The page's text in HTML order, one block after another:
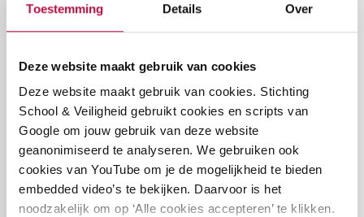
Toestemming Details Over
Deze website maakt gebruik van cookies
Deze website maakt gebruik van cookies. Stichting
School & Veiligheid gebruikt cookies en scripts van
Google om jouw gebruik van deze website
geanonimiseerd te analyseren. We gebruiken ook
cookies van YouTube om je de mogelijkheid te bieden
embedded video’s te bekijken. Daarvoor is het
noodzakelijk om op ‘Alle cookies accepteren’ te klikken.
Thema Week tegen Pesten
Dit jaar is het thema ‘Een plek voor iedereen! Toch?’
Want een school is pas veilig als iedere leerling zich
gezien, gehoord en gewaardeerd voelt. Het begin van
het schooljaar is hét moment om te werken aan een
veilig en positief schoolklimaat.